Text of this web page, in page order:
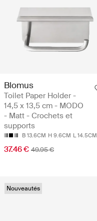
Blomus
Toilet Paper Holder -
14,5 x 13,5 cm - MODO
- Matt - Crochets et
supports
B 13.6CM H 9.6CM L 14.5CM
37.46 € 49.95 €
Nouveautés